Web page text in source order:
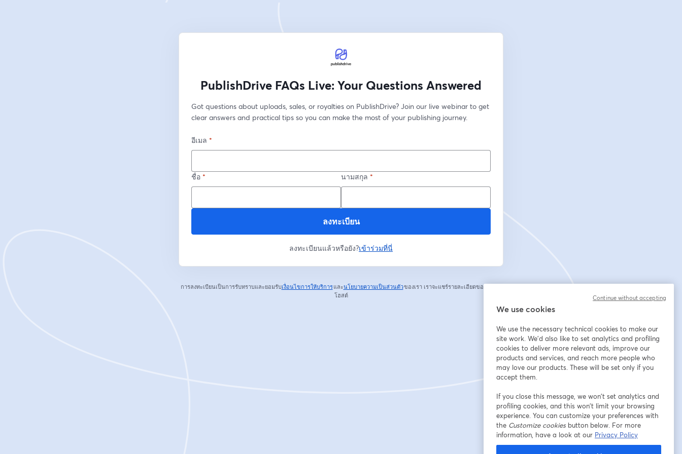
PublishDrive FAQs Live: Your Questions Answered
Got questions about uploads, sales, or royalties on PublishDrive? Join our live webinar to get
clear answers and practical tips so you can make the most of your publishing journey.
อีเมล *
ชื่อ * นามสกุล *
ลงทะเบียน
ลงทะเบียนแล้วหรือยัง?เข้าร่วมที่นี่
การลงทะเบียนเป็นการรับทราบและยอมรับเงื่อนไขการให้บริการ
เปิดในแท็บใหม่
และนโยบายความเป็นส่วนตัว
เปิดในแท็บใหม่
ของเรา เราจะแชร์รายละเอียดของคุณกับ
โฮสต์
We use cookies
We use the necessary technical cookies to make our
site work. We'd also like to set analytics and profiling
cookies to deliver more relevant ads, improve our
products and services, and reach more people who
may love our products. These will be set only if you
accept them.
If you close this message, we won’t set analytics and
profiling cookies, and this won’t limit your browsing
experience. You can customize your preferences with
the Customize cookiesbutton below. For more
information, have a look at our Privacy Policy
Continue without accepting